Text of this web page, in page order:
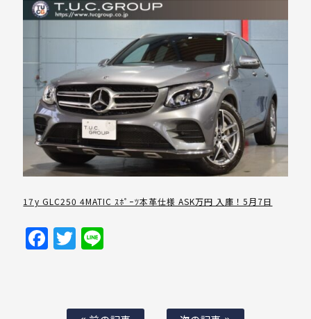
17y GLC250 4MATIC ｽﾎﾟｰﾂ本革仕様 ASK万円 入庫！5月7日
Facebook
Twitter